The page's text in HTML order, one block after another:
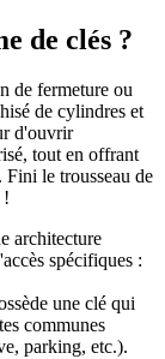
de clés ?
de fermeture ou
de cylindres et
d'ouvrir
tout en offrant
le trousseau de
!
architecture
spécifiques :
une clé qui
communes
parking, etc.).